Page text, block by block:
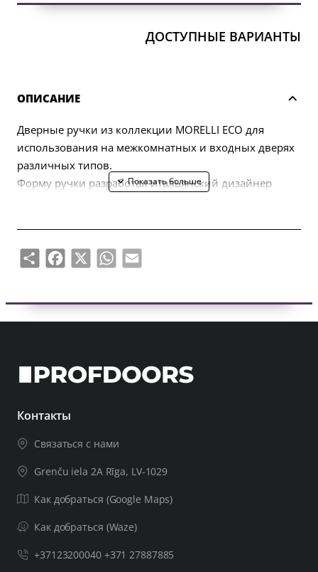
ДОСТУПНЫЕ ВАРИАНТЫ
ОПИСАНИЕ
Дверные ручки из коллекции MORELLI ECO для
использования на межкомнатных и входных дверях
различных типов.
Форму ручки разработал итальянский дизайнер
четырехгранный стержень, шестигранный ключ).
ShareFacebook
X WhatsApp
Email
Контакты
Связаться с нами
Grenču iela 2A Rīga, LV-1029
Как добраться (Google Maps)
Как добраться (Waze)
+37123200040 +371 27887885